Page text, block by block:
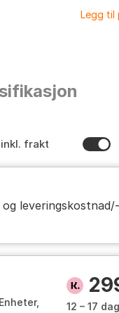
Legg til
inkl. frakt
12 – 17